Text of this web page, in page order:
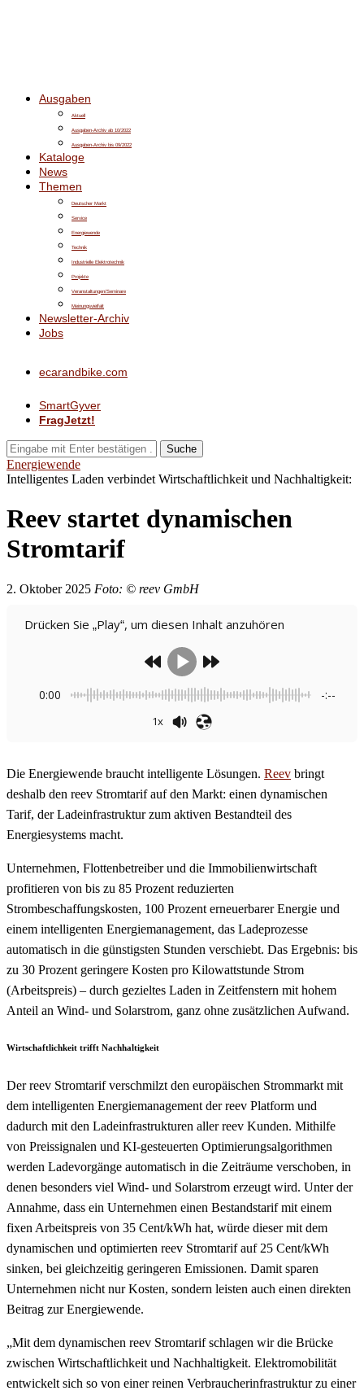
Ausgaben
Aktuell
Ausgaben-Archiv ab 10/2022
Ausgaben-Archiv bis 09/2022
Kataloge
News
Themen
Deutscher Markt
Service
Energiewende
Technik
Industrielle Elektrotechnik
Projekte
Veranstaltungen/Seminare
Meinungsvielfalt
Newsletter-Archiv
Jobs
ecarandbike.com
SmartGyver
FragJetzt!
Suche
Energiewende
Intelligentes Laden verbindet Wirtschaftlichkeit und Nachhaltigkeit:
Reev startet dynamischen
Stromtarif
2. Oktober 2025 Foto: © reev GmbH
Drücken Sie „Play“, um diesen Inhalt anzuhören
0:00 -:--
1x
Die Energiewende braucht intelligente Lösungen. Reev bringt
deshalb den reev Stromtarif auf den Markt: einen dynamischen
Tarif, der Ladeinfrastruktur zum aktiven Bestandteil des
Energiesystems macht.
Unternehmen, Flottenbetreiber und die Immobilienwirtschaft
profitieren von bis zu 85 Prozent reduzierten
Strombeschaffungskosten, 100 Prozent erneuerbarer Energie und
einem intelligenten Energiemanagement, das Ladeprozesse
automatisch in die günstigsten Stunden verschiebt. Das Ergebnis: bis
zu 30 Prozent geringere Kosten pro Kilowattstunde Strom
(Arbeitspreis) – durch gezieltes Laden in Zeitfenstern mit hohem
Anteil an Wind- und Solarstrom, ganz ohne zusätzlichen Aufwand.
Wirtschaftlichkeit trifft Nachhaltigkeit
Der reev Stromtarif verschmilzt den europäischen Strommarkt mit
dem intelligenten Energiemanagement der reev Platform und
dadurch mit den Ladeinfrastrukturen aller reev Kunden. Mithilfe
von Preissignalen und KI-gesteuerten Optimierungsalgorithmen
werden Ladevorgänge automatisch in die Zeiträume verschoben, in
denen besonders viel Wind- und Solarstrom erzeugt wird. Unter der
Annahme, dass ein Unternehmen einen Bestandstarif mit einem
fixen Arbeitspreis von 35 Cent/kWh hat, würde dieser mit dem
dynamischen und optimierten reev Stromtarif auf 25 Cent/kWh
sinken, bei gleichzeitig geringeren Emissionen. Damit sparen
Unternehmen nicht nur Kosten, sondern leisten auch einen direkten
Beitrag zur Energiewende.
„Mit dem dynamischen reev Stromtarif schlagen wir die Brücke
zwischen Wirtschaftlichkeit und Nachhaltigkeit. Elektromobilität
entwickelt sich so von einer reinen Verbraucherinfrastruktur zu einer